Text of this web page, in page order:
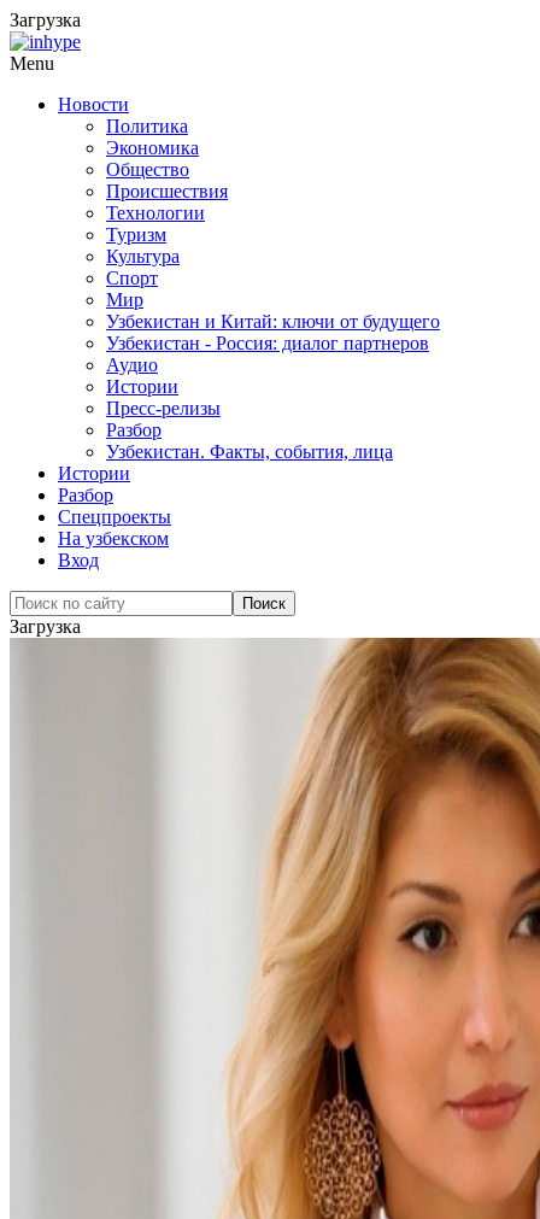
Загрузка
Menu
Новости
Политика
Экономика
Общество
Происшествия
Технологии
Туризм
Культура
Спорт
Мир
Узбекистан и Китай: ключи от будущего
Узбекистан - Россия: диалог партнеров
Аудио
Истории
Пресс-релизы
Разбор
Узбекистан. Факты, события, лица
Истории
Разбор
Спецпроекты
На узбекском
Вход
Загрузка